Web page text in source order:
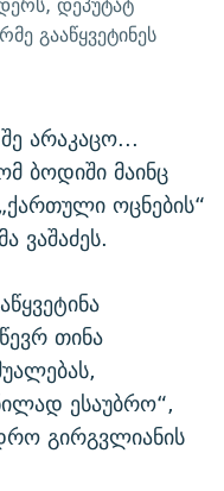
გააწყვეტინეს
არაკაცო...
ბოდიში მაინც
ოცნების“
ვაშაძეს.
თინა
ესაუბრო“,
გირგვლიანის